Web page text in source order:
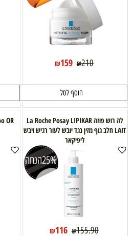
₪210
₪159
הוסף לסל
לה רוש פוזה La Roche Posay LIPIKAR
LAIT חלב גוף מזין נגד יובש לעור רגיש ויבש
ליפיקאר
25%הנחה
₪155.90
₪116